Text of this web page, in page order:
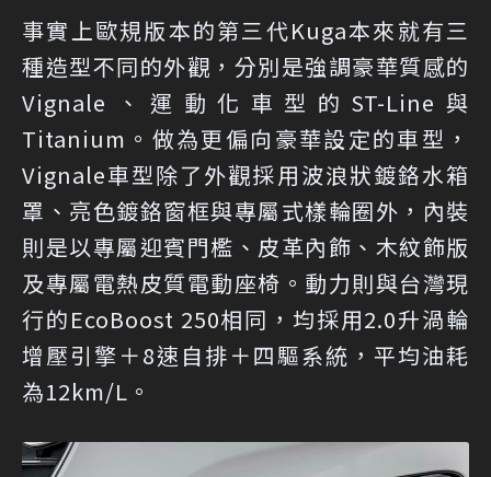
事實上歐規版本的第三代Kuga本來就有三
種造型不同的外觀，分別是強調豪華質感的
Vignale、運動化車型的ST-Line與
Titanium。做為更偏向豪華設定的車型，
Vignale車型除了外觀採用波浪狀鍍鉻水箱
罩、亮色鍍鉻窗框與專屬式樣輪圈外，內裝
則是以專屬迎賓門檻、皮革內飾、木紋飾版
及專屬電熱皮質電動座椅。動力則與台灣現
行的EcoBoost 250相同，均採用2.0升渦輪
增壓引擎＋8速自排＋四驅系統，平均油耗
為12km/L。